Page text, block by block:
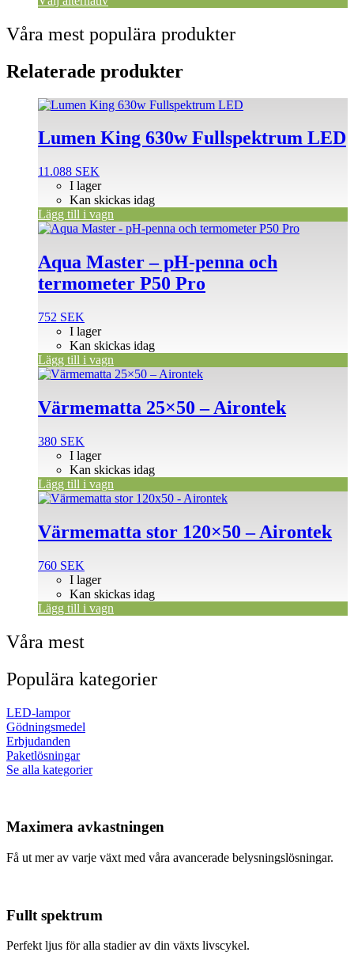
Våra mest populära produkter
Relaterade produkter
Lumen King 630w Fullspektrum LED
11.088 SEK
I lager
Kan skickas idag
Lägg till i vagn
Aqua Master – pH-penna och
termometer P50 Pro
752 SEK
I lager
Kan skickas idag
Lägg till i vagn
Värmematta 25×50 – Airontek
380 SEK
I lager
Kan skickas idag
Lägg till i vagn
Värmematta stor 120×50 – Airontek
760 SEK
I lager
Kan skickas idag
Lägg till i vagn
Våra mest
Populära kategorier
LED-lampor
Gödningsmedel
Erbjudanden
Paketlösningar
Se alla kategorier
Maximera avkastningen
Få ut mer av varje växt med våra avancerade belysningslösningar.
Fullt spektrum
Perfekt ljus för alla stadier av din växts livscykel.